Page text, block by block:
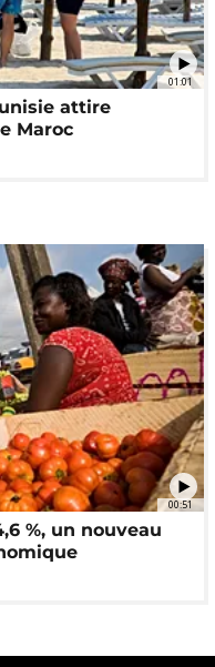
01:01
attire
Maroc
00:51
%, un nouveau